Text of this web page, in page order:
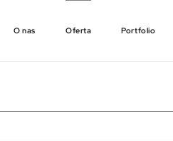
O nas Oferta Portfolio